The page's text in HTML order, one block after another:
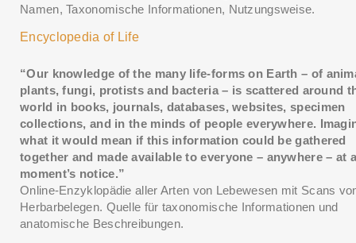
Namen, Taxonomische Informationen, Nutzungsweise.
Encyclopedia of Life
“Our knowledge of the many life-forms on Earth – of
plants, fungi, protists and bacteria – is scattered around
world in books, journals, databases, websites, specimen
collections, and in the minds of people everywhere.
what it would mean if this information could be gathered
together and made available to everyone – anywhere – at
moment’s notice.”
Online-Enzyklopädie aller Arten von Lebewesen mit Scans
Herbarbelegen. Quelle für taxonomische Informationen und
anatomische Beschreibungen.